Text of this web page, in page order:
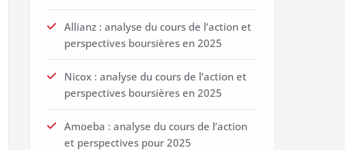
Allianz : analyse du cours de l’action et
perspectives boursières en 2025
Nicox : analyse du cours de l’action et
perspectives boursières en 2025
Amoeba : analyse du cours de l’action
et perspectives pour 2025